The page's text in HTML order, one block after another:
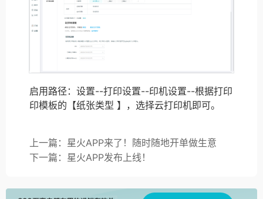
启用路径：设置--打印设置--印机设置--根据打印
印模板的【纸张类型 】，选择云打印机即可。
上一篇：星火APP来了！随时随地开单做生意
下一篇：星火APP发布上线！